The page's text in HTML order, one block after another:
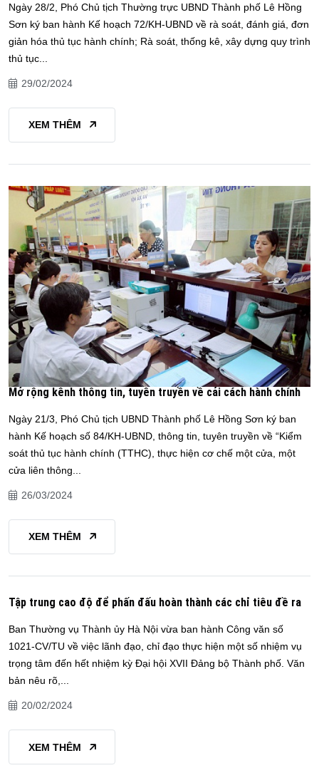
Ngày 28/2, Phó Chủ tịch Thường trực UBND Thành phố Lê Hồng
Sơn ký ban hành Kế hoạch 72/KH-UBND về rà soát, đánh giá, đơn
giản hóa thủ tục hành chính; Rà soát, thống kê, xây dựng quy trình
thủ tục...
29/02/2024
XEM THÊM
Mở rộng kênh thông tin, tuyên truyền về cải cách hành chính
Ngày 21/3, Phó Chủ tịch UBND Thành phố Lê Hồng Sơn ký ban
hành Kế hoạch số 84/KH-UBND, thông tin, tuyên truyền về “Kiểm
soát thủ tục hành chính (TTHC), thực hiện cơ chế một cửa, một
cửa liên thông...
26/03/2024
XEM THÊM
Tập trung cao độ để phấn đấu hoàn thành các chỉ tiêu đề ra
Ban Thường vụ Thành ủy Hà Nội vừa ban hành Công văn số
1021-CV/TU về việc lãnh đạo, chỉ đạo thực hiện một số nhiệm vụ
trọng tâm đến hết nhiệm kỳ Đại hội XVII Đảng bộ Thành phố. Văn
bản nêu rõ,...
20/02/2024
XEM THÊM